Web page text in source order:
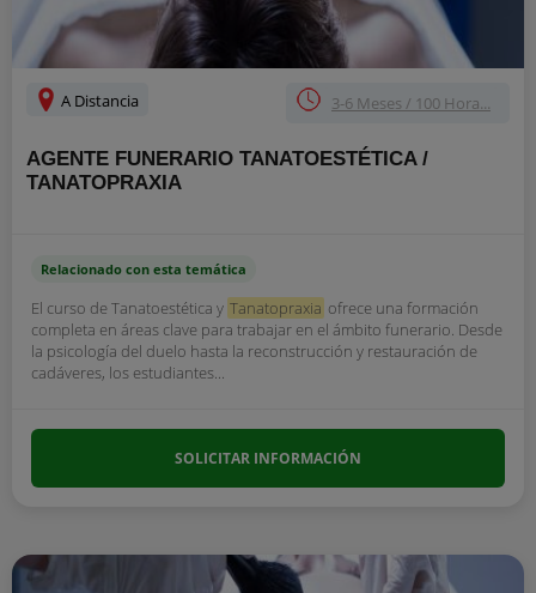
A Distancia 3-6 Meses / 100 Hora...
AGENTE FUNERARIO TANATOESTÉTICA /
TANATOPRAXIA
Relacionado con esta temática
El curso de Tanatoestética y Tanatopraxia ofrece una formación
completa en áreas clave para trabajar en el ámbito funerario. Desde
la psicología del duelo hasta la reconstrucción y restauración de
cadáveres, los estudiantes...
SOLICITAR INFORMACIÓN